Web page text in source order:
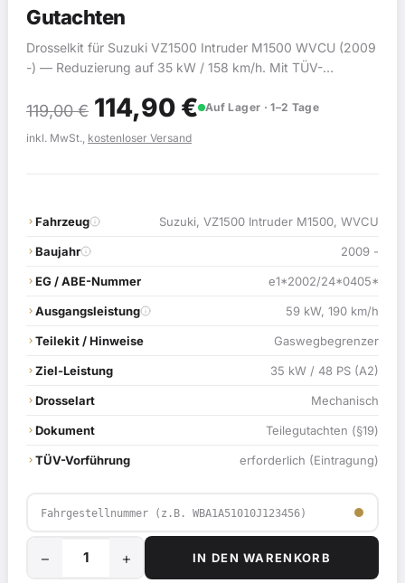
Gutachten
Drosselkit für Suzuki VZ1500 Intruder M1500 WVCU (2009
-) — Reduzierung auf 35 kW / 158 km/h. Mit TÜV-
119,00€ Ursprünglicher
Preis
119,00 €
114,90 €Aktueller
114,90 €.
Auf Lager · 1–2 Tage
inkl. MwSt., kostenloser Versand
Fahrzeug Suzuki, VZ1500 Intruder M1500, WVCU
Baujahr 2009 -
EG / ABE-Nummer e1*2002/24*0405*
Ausgangsleistung 59 kW, 190 km/h
Teilekit / Hinweise Gaswegbegrenzer
Ziel-Leistung 35 kW / 48 PS (A2)
Drosselart Mechanisch
Dokument Teilegutachten (§19)
TÜV-Vorführung erforderlich (Eintragung)
− + IN DEN WARENKORB